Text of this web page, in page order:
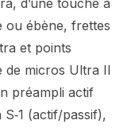
d’une touche à
ou ébène, frettes
et points
de micros Ultra II
préampli actif
(actif/passif),